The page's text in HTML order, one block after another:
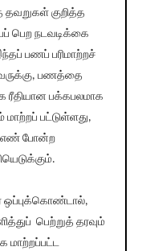
குறித்த
பெற நடவடிக்கை
பணப் பரிமாற்றச்
பணத்தை
ரீதியான பக்கபலமாக
பட்டுள்ளது,
எண் போன்ற
ஒப்புக்கொண்டால்,
பெற்றுத் தரவும்
மாற்றப்பட்ட